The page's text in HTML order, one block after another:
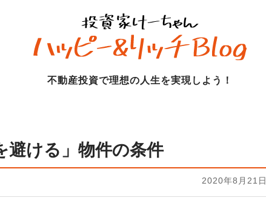
不動産投資で理想の人生を実現しよう！
避ける」物件の条件
2020年8月21日